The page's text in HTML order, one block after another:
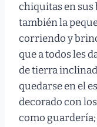
chiquitas en sus
también la
corriendo y
que a todos les
de tierra
quedarse en el
decorado con
como guardería;